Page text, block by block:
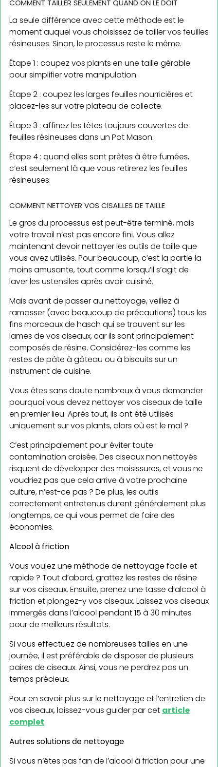
COMMENT TAILLER SEULEMENT QUAND ON LE DOIT
La seule différence avec cette méthode est le
moment auquel vous choisissez de tailler vos feuilles
résineuses. Sinon, le processus reste le même.
Étape 1 : coupez vos plants en une taille gérable
pour simplifier votre manipulation.
Étape 2 : coupez les larges feuilles nourricières et
placez-les sur votre plateau de collecte.
Étape 3 : affinez les têtes toujours couvertes de
feuilles résineuses dans un Pot Mason.
Étape 4 : quand elles sont prêtes à être fumées,
c’est seulement là que vous retirerez les feuilles
résineuses.
COMMENT NETTOYER VOS CISAILLES DE TAILLE
Le gros du processus est peut-être terminé, mais
votre travail n’est pas encore fini. Vous allez
maintenant devoir nettoyer les outils de taille que
vous avez utilisés. Pour beaucoup, c’est la partie la
moins amusante, tout comme lorsqu’il s’agit de
laver les ustensiles après avoir cuisiné.
Mais avant de passer au nettoyage, veillez à
ramasser (avec beaucoup de précautions) tous les
fins morceaux de hasch qui se trouvent sur les
lames de vos ciseaux, car ils sont principalement
composés de résine. Considérez-les comme les
restes de pâte à gâteau ou à biscuits sur un
instrument de cuisine.
Vous êtes sans doute nombreux à vous demander
pourquoi vous devez nettoyer vos ciseaux de taille
en premier lieu. Après tout, ils ont été utilisés
uniquement sur vos plants, alors où est le mal ?
C’est principalement pour éviter toute
contamination croisée. Des ciseaux non nettoyés
risquent de développer des moisissures, et vous ne
voudriez pas que cela arrive à votre prochaine
culture, n’est-ce pas ? De plus, les outils
correctement entretenus durent généralement plus
longtemps, ce qui vous permet de faire des
économies.
Alcool à friction
Vous voulez une méthode de nettoyage facile et
rapide ? Tout d’abord, grattez les restes de résine
sur vos ciseaux. Ensuite, prenez une tasse d’alcool à
friction et plongez-y vos ciseaux. Laissez vos ciseaux
immergés dans l’alcool pendant 15 à 30 minutes
pour de meilleurs résultats.
Si vous effectuez de nombreuses tailles en une
journée, il est préférable de disposer de plusieurs
paires de ciseaux. Ainsi, vous ne perdrez pas un
temps précieux.
Pour en savoir plus sur le nettoyage et l’entretien de
vos ciseaux, laissez-vous guider par cet article
complet.
Autres solutions de nettoyage
Si vous n’êtes pas fan de l’alcool à friction pour une